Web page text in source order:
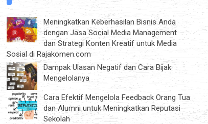
Meningkatkan Keberhasilan Bisnis Anda
dengan Jasa Social Media Management
dan Strategi Konten Kreatif untuk Media
Sosial di Rajakomen.com
Dampak Ulasan Negatif dan Cara Bijak
Mengelolanya
Cara Efektif Mengelola Feedback Orang Tua
dan Alumni untuk Meningkatkan Reputasi
Sekolah